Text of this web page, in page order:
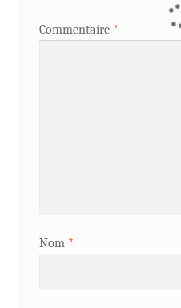
Commentaire *
Nom *